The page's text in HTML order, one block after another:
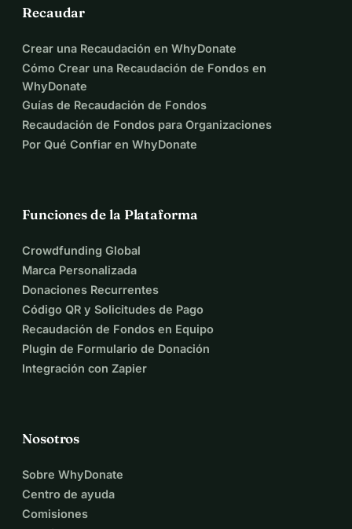
Recaudar
Crear una Recaudación en WhyDonate
Cómo Crear una Recaudación de Fondos en
WhyDonate
Guías de Recaudación de Fondos
Recaudación de Fondos para Organizaciones
Por Qué Confiar en WhyDonate
Funciones de la Plataforma
Crowdfunding Global
Marca Personalizada
Donaciones Recurrentes
Código QR y Solicitudes de Pago
Recaudación de Fondos en Equipo
Plugin de Formulario de Donación
Integración con Zapier
Nosotros
Sobre WhyDonate
Centro de ayuda
Comisiones